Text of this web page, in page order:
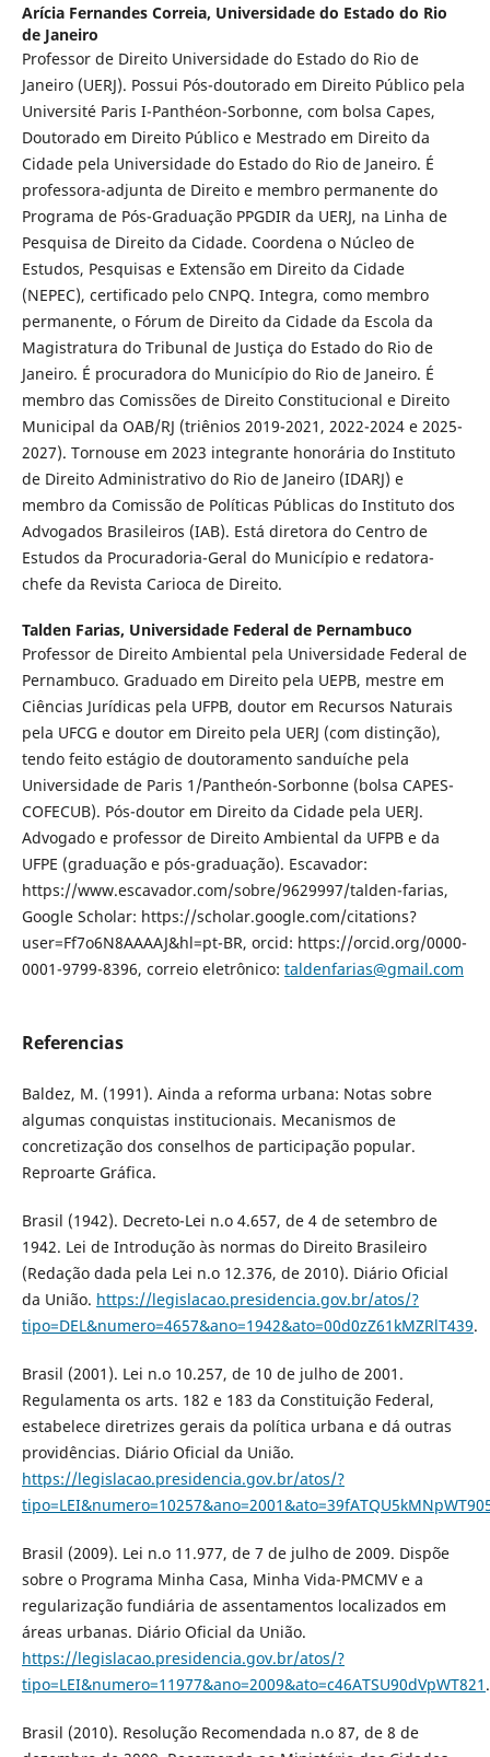
Arícia Fernandes Correia, Universidade do Estado do Rio
de Janeiro
Professor de Direito Universidade do Estado do Rio de
Janeiro (UERJ). Possui Pós-doutorado em Direito Público pela
Université Paris I-Panthéon-Sorbonne, com bolsa Capes,
Doutorado em Direito Público e Mestrado em Direito da
Cidade pela Universidade do Estado do Rio de Janeiro. É
professora-adjunta de Direito e membro permanente do
Programa de Pós-Graduação PPGDIR da UERJ, na Linha de
Pesquisa de Direito da Cidade. Coordena o Núcleo de
Estudos, Pesquisas e Extensão em Direito da Cidade
(NEPEC), certificado pelo CNPQ. Integra, como membro
permanente, o Fórum de Direito da Cidade da Escola da
Magistratura do Tribunal de Justiça do Estado do Rio de
Janeiro. É procuradora do Município do Rio de Janeiro. É
membro das Comissões de Direito Constitucional e Direito
Municipal da OAB/RJ (triênios 2019-2021, 2022-2024 e 2025-
2027). Tornouse em 2023 integrante honorária do Instituto
de Direito Administrativo do Rio de Janeiro (IDARJ) e
membro da Comissão de Políticas Públicas do Instituto dos
Advogados Brasileiros (IAB). Está diretora do Centro de
Estudos da Procuradoria-Geral do Município e redatora-
chefe da Revista Carioca de Direito.
Talden Farias, Universidade Federal de Pernambuco
Professor de Direito Ambiental pela Universidade Federal de
Pernambuco. Graduado em Direito pela UEPB, mestre em
Ciências Jurídicas pela UFPB, doutor em Recursos Naturais
pela UFCG e doutor em Direito pela UERJ (com distinção),
tendo feito estágio de doutoramento sanduíche pela
Universidade de Paris 1/Pantheón-Sorbonne (bolsa CAPES-
COFECUB). Pós-doutor em Direito da Cidade pela UERJ.
Advogado e professor de Direito Ambiental da UFPB e da
UFPE (graduação e pós-graduação). Escavador:
https://www.escavador.com/sobre/9629997/talden-farias,
Google Scholar: https://scholar.google.com/citations?
user=Ff7o6N8AAAAJ&hl=pt-BR, orcid: https://orcid.org/0000-
0001-9799-8396, correio eletrônico: taldenfarias@gmail.com
Referencias
Baldez, M. (1991). Ainda a reforma urbana: Notas sobre
algumas conquistas institucionais. Mecanismos de
concretização dos conselhos de participação popular.
Reproarte Gráfica.
Brasil (1942). Decreto-Lei n.o 4.657, de 4 de setembro de
1942. Lei de Introdução às normas do Direito Brasileiro
(Redação dada pela Lei n.o 12.376, de 2010). Diário Oficial
da União. https://legislacao.presidencia.gov.br/atos/?
tipo=DEL&numero=4657&ano=1942&ato=00d0zZ61kMZRlT439.
Brasil (2001). Lei n.o 10.257, de 10 de julho de 2001.
Regulamenta os arts. 182 e 183 da Constituição Federal,
estabelece diretrizes gerais da política urbana e dá outras
providências. Diário Oficial da União.
https://legislacao.presidencia.gov.br/atos/?
Brasil (2009). Lei n.o 11.977, de 7 de julho de 2009. Dispõe
sobre o Programa Minha Casa, Minha Vida-PMCMV e a
regularização fundiária de assentamentos localizados em
áreas urbanas. Diário Oficial da União.
https://legislacao.presidencia.gov.br/atos/?
tipo=LEI&numero=11977&ano=2009&ato=c46ATSU90dVpWT821 .
Brasil (2010). Resolução Recomendada n.o 87, de 8 de